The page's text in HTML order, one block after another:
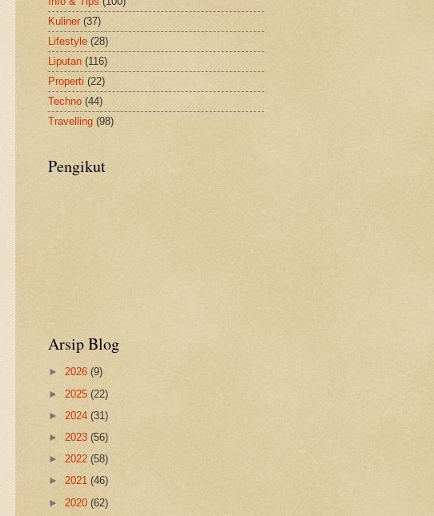
Kuliner (37)
Lifestyle (28)
Liputan (116)
Properti (22)
Techno (44)
Travelling (98)
Pengikut
Arsip Blog
► 2026 (9)
► 2025 (22)
► 2024 (31)
► 2023 (56)
► 2022 (58)
► 2021 (46)
► 2020 (62)